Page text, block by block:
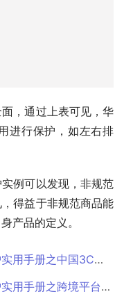
，通过上表可见，华
例可以发现，非规范
产品的定义。
产品出海商品保护实用建议